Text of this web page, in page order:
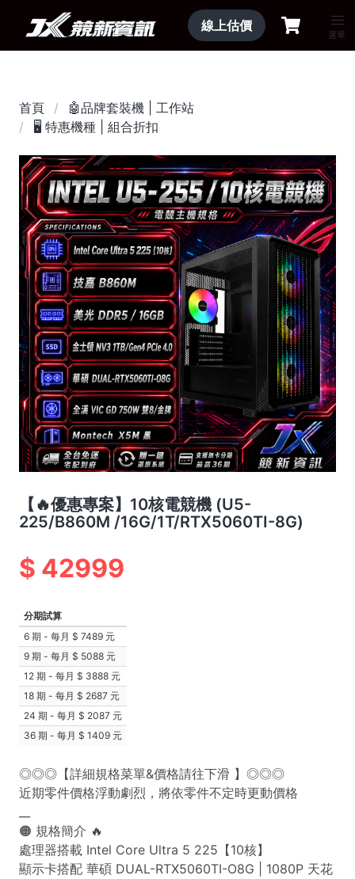
線上估價
選單
首頁
🤖品牌套裝機 | 工作站
🖥️ 特惠機種 | 組合折扣
【🔥優惠專案】10核電競機 (U5-
225/B860M /16G/1T/RTX5060TI-8G)
分期試算
6 期 - 每月
7489 元
9 期 - 每月
5088 元
12 期 - 每月
3888 元
18 期 - 每月
2687 元
24 期 - 每月
2087 元
36 期 - 每月
1409 元
42999
◎◎◎【詳細規格菜單&價格請往下滑 】◎◎◎
近期零件價格浮動劇烈，將依零件不定時更動價格
🟠 規格簡介 🔥
處理器搭載 Intel Core Ultra 5 225【10核】
顯示卡搭配 華碩 DUAL-RTX5060TI-O8G | 1080P 天花